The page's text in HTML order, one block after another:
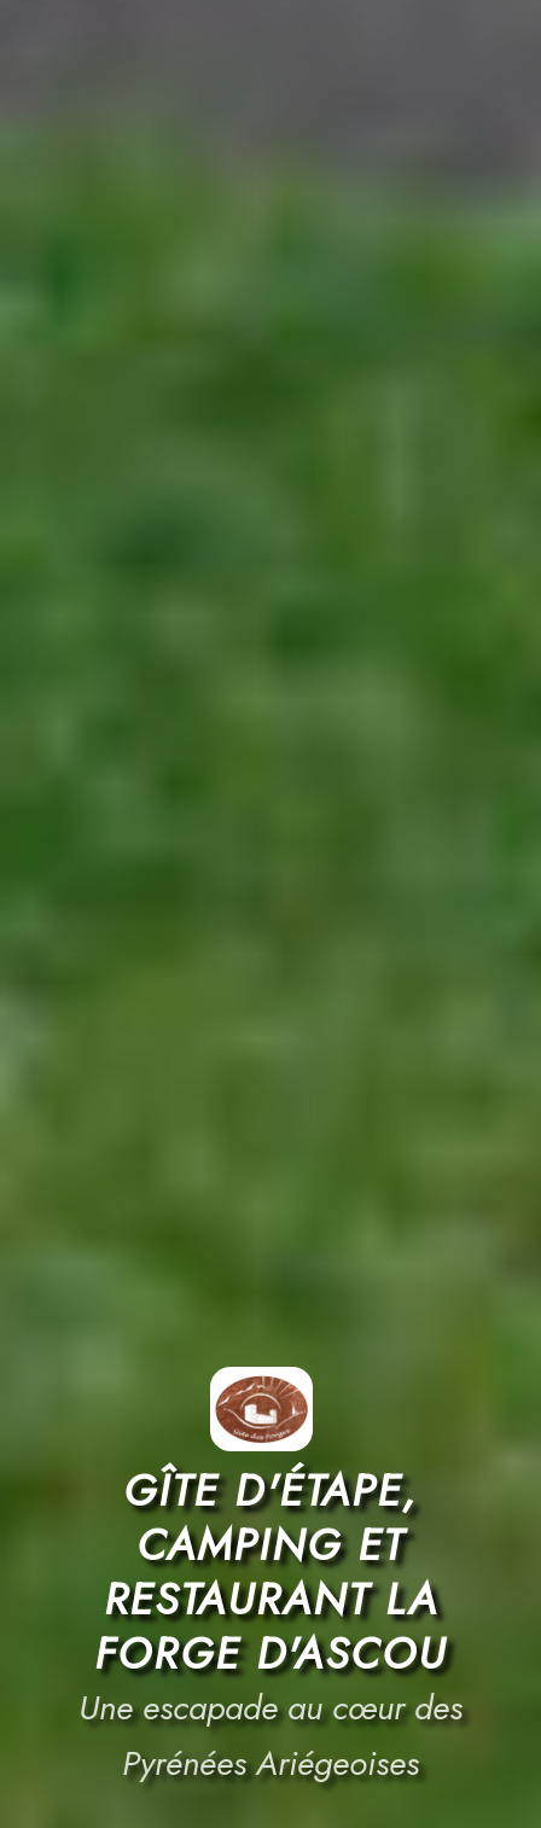
GÎTE D'ÉTAPE,
CAMPING ET
RESTAURANT LA
FORGE D'ASCOU
Une escapade au cœur des
Pyrénées Ariégeoises